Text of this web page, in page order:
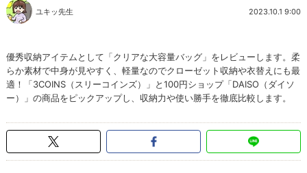
ユキッ先生 2023.10.1 9:00
優秀収納アイテムとして「クリアな大容量バッグ」をレビューします。柔
らか素材で中身が見やすく、軽量なのでクローゼット収納や衣替えにも最
適！「3COINS（スリーコインズ）」と100円ショップ「DAISO（ダイソ
ー）」の商品をピックアップし、収納力や使い勝手を徹底比較します。